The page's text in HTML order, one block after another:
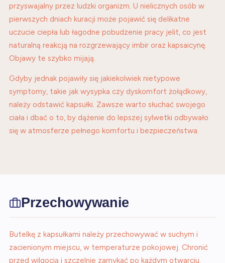
przyswajalny przez ludzki organizm. U nielicznych osób w
pierwszych dniach kuracji może pojawić się delikatne
uczucie ciepła lub łagodne pobudzenie pracy jelit, co jest
naturalną reakcją na rozgrzewający imbir oraz kapsaicynę.
Objawy te szybko mijają.
Gdyby jednak pojawiły się jakiekolwiek nietypowe
symptomy, takie jak wysypka czy dyskomfort żołądkowy,
należy odstawić kapsułki. Zawsze warto słuchać swojego
ciała i dbać o to, by dążenie do lepszej sylwetki odbywało
się w atmosferze pełnego komfortu i bezpieczeństwa.
Przechowywanie
Butelkę z kapsułkami należy przechowywać w suchym i
zacienionym miejscu, w temperaturze pokojowej. Chronić
przed wilgocią i szczelnie zamykać po każdym otwarciu.